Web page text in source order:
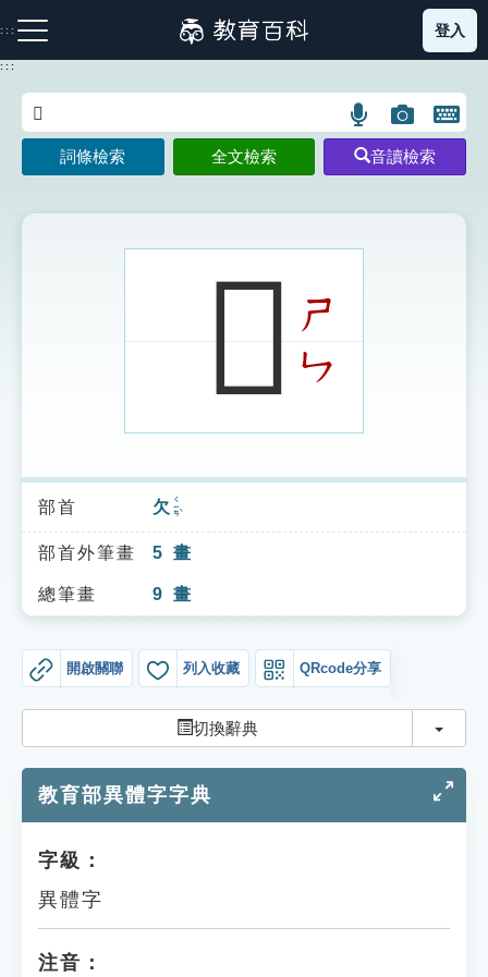
到
主
:::
注音索引圖示 筆畫索引圖示 部首索引表圖示
索引選單
知識索引
單字索引
遊戲專區
教學應用
貓頭鷹博士
登入
:::
語
言
搜
示
圖
片
搜
開
鍵
圖
詞條檢索 全文檢索 音讀檢索
𣢘ㄕ
ㄣ
部首 欠 ㄑㄧㄢˋ
部首外筆畫 5 畫
總筆畫 9 畫
開啟關聯 列入收藏 QRcode分享
切換辭典 切換
教育部異體字字典
字級：
異體字
注音：